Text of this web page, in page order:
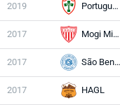
2019 Portuguesa
2017 Mogi Mirim
2017 São Bento
2017 HAGL